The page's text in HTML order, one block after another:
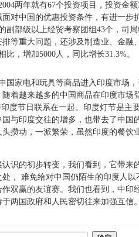
两年就有67个投资项目，投资金
对中国的优惠投资条件，有进一
部级以上经贸考察团组43个，司
等重大问题，还涉及制造业、金融
，增加5000人，同比增长31.3%。
家电和玩具等商品进入印度市场
着越来越多的中国商品在印度市
度节日联系在一起。印度灯节是
与印度交往的增多，也带去了中
攒动，一派繁荣，虽然印度的餐
的初步转变，我们看到，它带来
， 难免给对中国仍陌生的印度人
双赢的友谊赛。我们也看到，中
两国政府和人民密切往来加强互信。